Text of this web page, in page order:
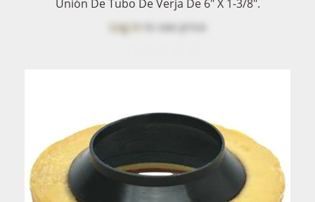
Unión De Tubo De Verja De 6" X 1-3/8".
Log into see price